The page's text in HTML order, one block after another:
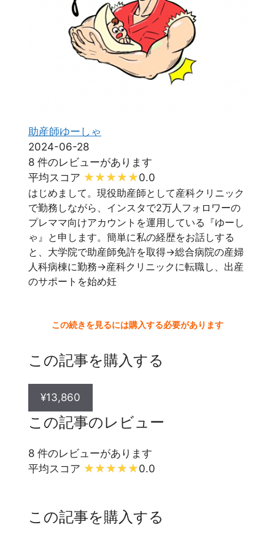
助産師ゆーしゃ
2024-06-28
8 件のレビューがあります
平均スコア
0.0
はじめまして。現役助産師として産科クリニック
で勤務しながら、インスタで2万人フォロワーの
プレママ向けアカウントを運用している『ゆーし
ゃ』と申します。簡単に私の経歴をお話しする
と、大学院で助産師免許を取得→総合病院の産婦
人科病棟に勤務→産科クリニックに転職し、出産
のサポートを始め妊
この続きを見るには購入する必要があります
この記事を購入する
¥13,860
この記事のレビュー
8 件のレビューがあります
平均スコア
0.0
この記事を購入する